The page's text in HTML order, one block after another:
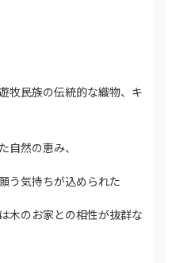
牧民族の伝統的な織物、キ
自然の恵み、
う気持ちが込められた
木のお家との相性が抜群な